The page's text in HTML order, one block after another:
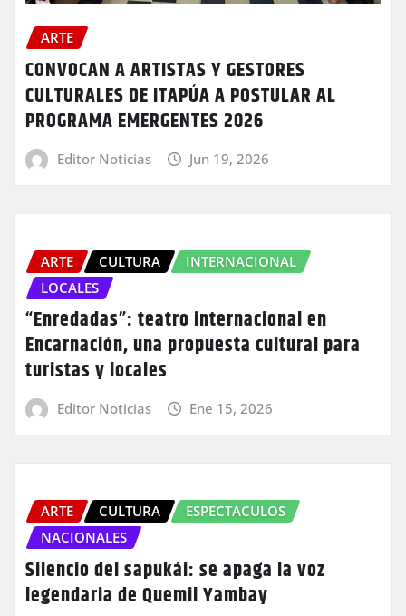
ARTE
CONVOCAN A ARTISTAS Y GESTORES
CULTURALES DE ITAPÚA A POSTULAR AL
PROGRAMA EMERGENTES 2026
Editor Noticias Jun 19, 2026
ARTE CULTURA
INTERNACIONAL
LOCALES
“Enredadas”: teatro internacional en
Encarnación, una propuesta cultural para
turistas y locales
Editor Noticias Ene 15, 2026
ARTE CULTURA
ESPECTACULOS
NACIONALES
Silencio del sapukái: se apaga la voz
legendaria de Quemil Yambay